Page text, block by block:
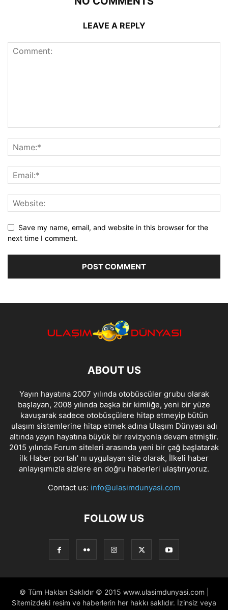
LEAVE A REPLY
Save my name, email, and website in this browser for the
next time I comment.
ABOUT US
Yayın hayatına 2007 yılında otobüscüler grubu olarak
başlayan, 2008 yılında başka bir kimliğe, yeni bir yüze
kavuşarak sadece otobüsçülere hitap etmeyip bütün
ulaşım sistemlerine hitap etmek adına Ulaşım Dünyası adı
altında yayın hayatına büyük bir revizyonla devam etmiştir.
2015 yılında Forum siteleri arasında yeni bir çağ başlatarak
ilk Haber portalı' nı uygulayan site olarak, İlkeli haber
anlayışımızla sizlere en doğru haberleri ulaştırıyoruz.
Contact us: info@ulasimdunyasi.com
FOLLOW US
© Tüm Hakları Saklıdır © 2015 www.ulasimdunyasi.com |
Sitemizdeki resim ve haberlerin her hakkı saklıdır. İzinsiz veya